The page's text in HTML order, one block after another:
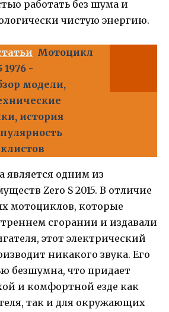
работать без шума и
чистую энергию.
Мотоцикл
1976 -
модели,
история
является одним из
Zero S 2015. В отличие
мотоциклов, которые
сгорании и издавали
этот электрический
никакого звука. Его
безшумна, что придает
и комфортной езде как
так и для окружающих